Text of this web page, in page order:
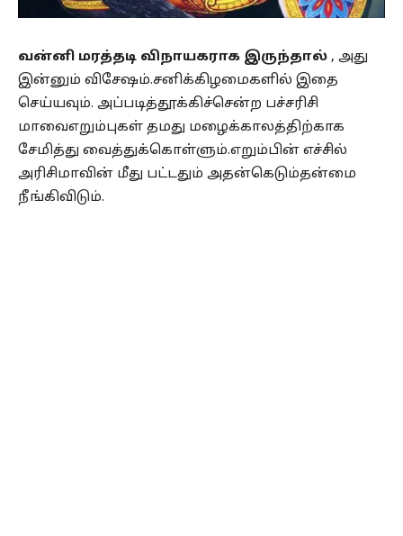
வன்னி மரத்தடி விநாயகராக இருந்தால் , அது
இன்னும் விசேஷம்.சனிக்கிழமைகளில் இதை
செய்யவும். அப்படித்தூக்கிச்சென்ற பச்சரிசி
மாவைஎறும்புகள் தமது மழைக்காலத்திற்காக
சேமித்து வைத்துக்கொள்ளும்.எறும்பின் எச்சில்
அரிசிமாவின் மீது பட்டதும் அதன்கெடும்தன்மை
நீங்கிவிடும்.